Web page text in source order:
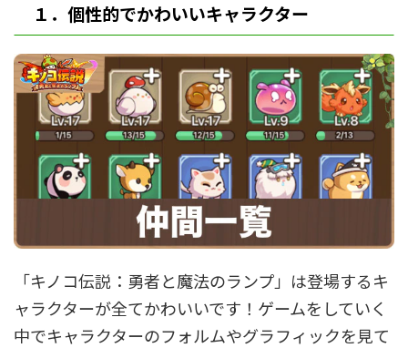
１．個性的でかわいいキャラクター
「キノコ伝説：勇者と魔法のランプ」は登場するキ
ャラクターが全てかわいいです！ゲームをしていく
中でキャラクターのフォルムやグラフィックを見て